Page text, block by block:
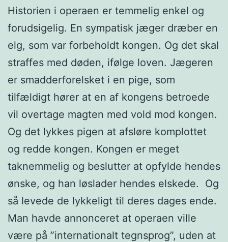
Historien i operaen er temmelig enkel og
forudsigelig. En sympatisk jæger dræber en
elg, som var forbeholdt kongen. Og det skal
straffes med døden, ifølge loven. Jægeren
er smadderforelsket i en pige, som
tilfældigt hører at en af kongens betroede
vil overtage magten med vold mod kongen.
Og det lykkes pigen at afsløre komplottet
og redde kongen. Kongen er meget
taknemmelig og beslutter at opfylde hendes
ønske, og han løslader hendes elskede. Og
så levede de lykkeligt til deres dages ende.
Man havde annonceret at operaen ville
være på ”internationalt tegnsprog”, uden at